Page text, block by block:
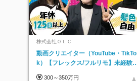
株式会社ＯＬＣ
動画クリエイター（YouTube・TikTo
k）【フレックス/フルリモ】未経験O
300～350万円